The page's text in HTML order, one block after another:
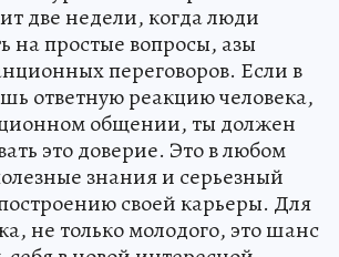
две недели, когда люди
на простые вопросы, азы
переговоров. Если в
ответную реакцию человека,
общении, ты должен
это доверие. Это в любом
знания и серьезный
своей карьеры. Для
не только молодого, это шанс